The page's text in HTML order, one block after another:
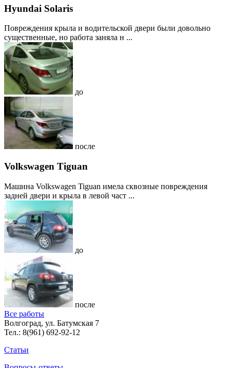
Hyundai Solaris
Повреждения крыла и водительской двери были довольно
существенные, но работа заняла н ...
до
после
Volkswagen Tiguan
Машина Volkswagen Tiguan имела сквозные повреждения
задней двери и крыла в левой част ...
до
после
Все работы
Волгоград, ул. Батумская 7
Тел.: 8(961) 692-92-12
Статьи